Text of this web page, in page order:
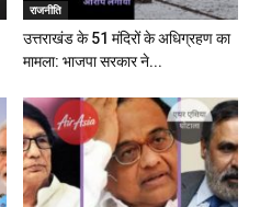
राजनीति
उत्तराखंड के 51 मंदिरों के अधिग्रहण का
मामला: भाजपा सरकार ने...